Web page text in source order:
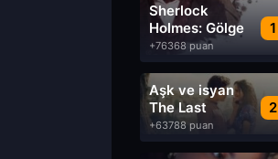
1
Sherlock
Holmes: Gölge
Oyunları
+76368 puan
2
Aşk ve isyan
The Last
Parasido izle
+63788 puan